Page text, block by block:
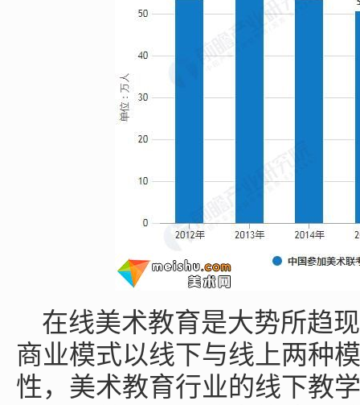
在线美术教育是大势所趋
商业模式以线下与线上两种
性，美术教育行业的线下教